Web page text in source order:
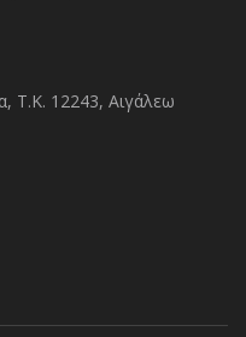
Τ.Κ. 12243, Αιγάλεω